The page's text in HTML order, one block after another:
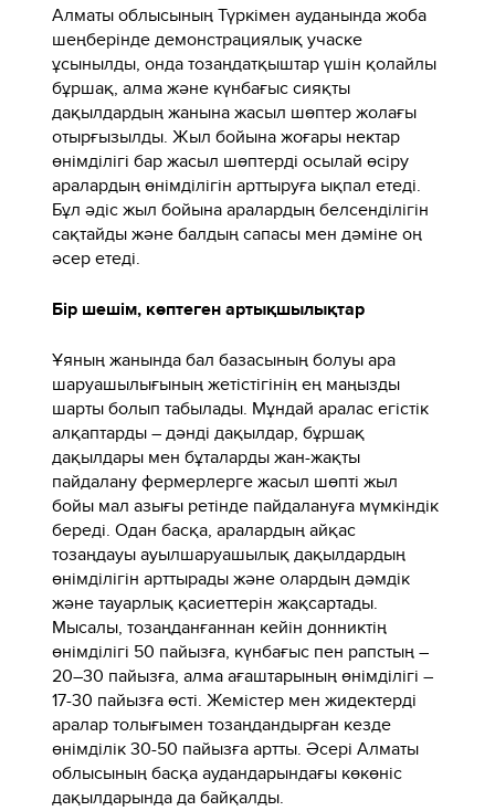
Алматы облысының Түркімен ауданында жоба
шеңберінде демонстрациялық учаске
ұсынылды, онда тозаңдатқыштар үшін қолайлы
бұршақ, алма және күнбағыс сияқты
дақылдардың жанына жасыл шөптер жолағы
отырғызылды. Жыл бойына жоғары нектар
өнімділігі бар жасыл шөптерді осылай өсіру
аралардың өнімділігін арттыруға ықпал етеді.
Бұл әдіс жыл бойына аралардың белсенділігін
сақтайды және балдың сапасы мен дәміне оң
әсер етеді.
Бір шешім, көптеген артықшылықтар
Ұяның жанында бал базасының болуы ара
шаруашылығының жетістігінің ең маңызды
шарты болып табылады. Мұндай аралас егістік
алқаптарды – дәнді дақылдар, бұршақ
дақылдары мен бұталарды жан-жақты
пайдалану фермерлерге жасыл шөпті жыл
бойы мал азығы ретінде пайдалануға мүмкіндік
береді. Одан басқа, аралардың айқас
тозаңдауы ауылшаруашылық дақылдардың
өнімділігін арттырады және олардың дәмдік
және тауарлық қасиеттерін жақсартады.
Мысалы, тозаңданғаннан кейін донниктің
өнімділігі 50 пайызға, күнбағыс пен рапстың –
20–30 пайызға, алма ағаштарының өнімділігі –
17-30 пайызға өсті. Жемістер мен жидектерді
аралар толығымен тозаңдандырған кезде
өнімділік 30-50 пайызға артты. Әсері Алматы
облысының басқа аудандарындағы көкөніс
дақылдарында да байқалды.